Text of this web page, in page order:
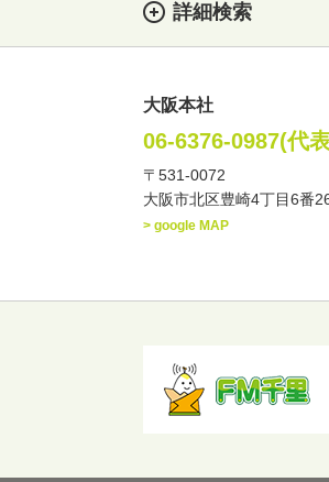
詳細検索
・性別
・ジャンル
大阪本社
06-6376-0987(代
〒531-0072
大阪市北区豊崎4丁目6番
> google MAP